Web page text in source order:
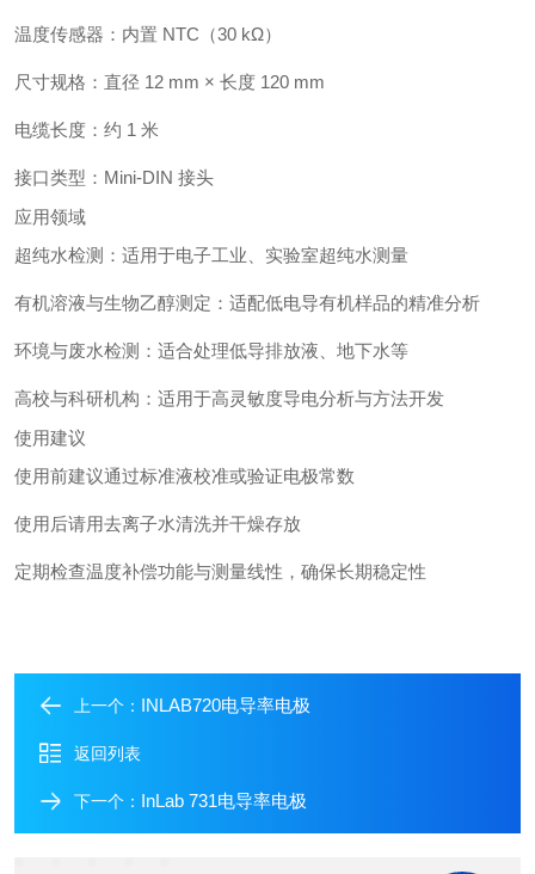
温度传感器：内置 NTC（30 kΩ）
尺寸规格：直径 12 mm × 长度 120 mm
电缆长度：约 1 米
接口类型：Mini-DIN 接头
应用领域
超纯水检测：适用于电子工业、实验室超纯水测量
有机溶液与生物乙醇测定：适配低电导有机样品的精准分析
环境与废水检测：适合处理低导排放液、地下水等
高校与科研机构：适用于高灵敏度导电分析与方法开发
使用建议
使用前建议通过标准液校准或验证电极常数
使用后请用去离子水清洗并干燥存放
定期检查温度补偿功能与测量线性，确保长期稳定性
上一个： INLAB720电导率电极
返回列表
下一个： InLab 731电导率电极